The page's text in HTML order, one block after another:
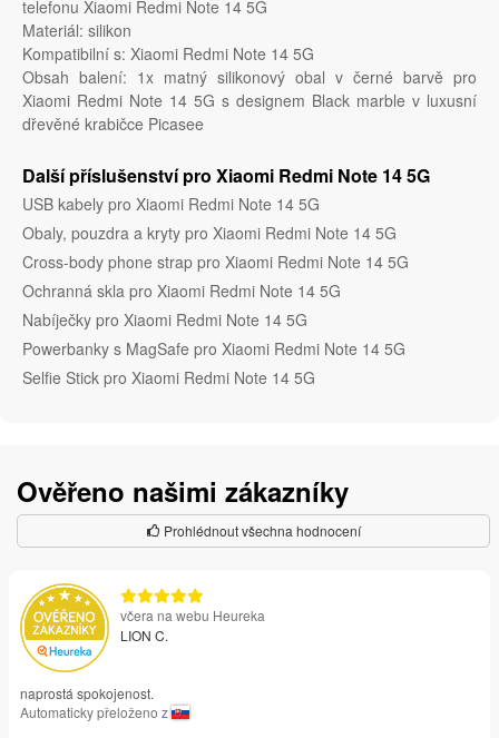
telefonu Xiaomi Redmi Note 14 5G
Materiál: silikon
Kompatibilní s: Xiaomi Redmi Note 14 5G
Obsah balení: 1x matný silikonový obal v černé barvě pro
Xiaomi Redmi Note 14 5G s designem Black marble v luxusní
dřevěné krabičce Picasee
Další příslušenství pro Xiaomi Redmi Note 14 5G
USB kabely pro Xiaomi Redmi Note 14 5G
Obaly, pouzdra a kryty pro Xiaomi Redmi Note 14 5G
Cross-body phone strap pro Xiaomi Redmi Note 14 5G
Ochranná skla pro Xiaomi Redmi Note 14 5G
Nabíječky pro Xiaomi Redmi Note 14 5G
Powerbanky s MagSafe pro Xiaomi Redmi Note 14 5G
Selfie Stick pro Xiaomi Redmi Note 14 5G
Ověřeno našimi zákazníky
Prohlédnout všechna hodnocení
včera na webu Heureka
LION C.
naprostá spokojenost.
Automaticky přeloženo z